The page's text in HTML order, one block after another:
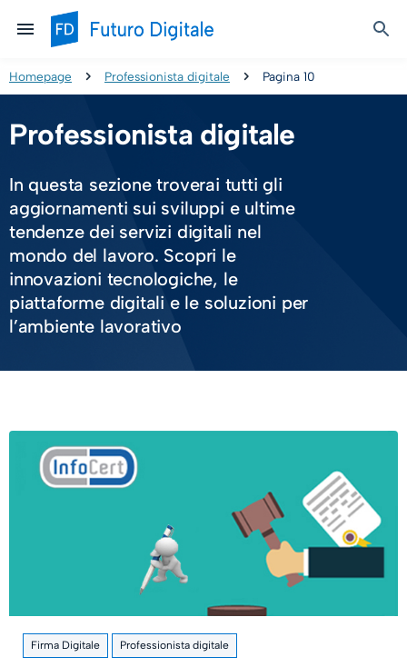
Homepage Professionista digitale Pagina 10
Professionista digitale
In questa sezione troverai tutti gli
aggiornamenti sui sviluppi e ultime
tendenze dei servizi digitali nel
mondo del lavoro. Scopri le
innovazioni tecnologiche, le
piattaforme digitali e le soluzioni per
l’ambiente lavorativo
Firma Digitale Professionista digitale